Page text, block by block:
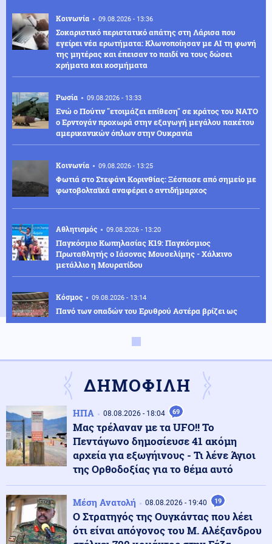
Κοινωνία 09.08.2026 - 13:36
Σοκαριστικό περιστατικό απάτης στη Λάρισα που
εγείρει νέα ερωτήματα: Κλωνοποίησαν με AI τη φωνή
της μητέρας και έπεισαν το παιδί να τους δώσει
χρήματα και κοσμήματα
Ρωσία 09.08.2026 - 13:33
Ενώ ο Πούτιν "ετοιμάζει επίθεση" σε κράτος του ΝΑΤΟ
ο Ερντογάν προχωρά στην εξαγωγή μεγάλου πακέτου
αμερικανικών όπλων στην Ουκρανία
Κοινωνία 09.08.2026 - 13:25
Φωτιά στο Στεφάνι Κορινθίας: Ξέσπασε από σημείο με
φωτοβολταϊκά αναφέρει ο αντιδήμαρχος
Αθλητισμός 09.08.2026 - 13:20
Παγκόσμιο Κωπηλασίας Κ19: Παγκόσμιος
Πρωταθλητής ο Ιάσονας Μουσελίμης - Χάλκινο
μετάλλιο η Μουρατίδου
Κόσμος 09.08.2026 - 13:14
Πανό των οπαδών του Ερυθρού Αστέρα βρίζει ως
"Ναζί" τον Β. Ζελένσκι
Κοινωνία 09.08.2026 - 13:05
«Τι άλλο θα δούμε;»: Ελικόπτερο προσγειώθηκε στο
Σαρακήνικο για να κάνουν μπάνιο οι επιβάτες του
(βίντεο)
Κοινωνία 09.08.2026 - 12:53
Λουτράκι: 75χρονος βρέθηκε νεκρός δίπλα σε κάδους
απορριμμάτων
Ρωσικές επιθέσεις σε δύο διυλιστήρια – Τρεις νεκροί
στο Μπέλγκοροντ από ουκρανικό drone
ΔΗΜΟΦΙΛΗ
ΗΠΑ 08.08.2026 - 18:04 69
Μας τρέλαναν με τα UFO!! Το
Πεντάγωνο δημοσίευσε 41 ακόμη
αρχεία για εξωγήινους - Τι λένε Άγιοι
της Ορθοδοξίας για το θέμα αυτό
Μέση Ανατολή 08.08.2026 - 19:40 19
Ο Στρατηγός της Ουγκάντας που λέει
ότι είναι απόγονος του Μ. Αλέξανδρου